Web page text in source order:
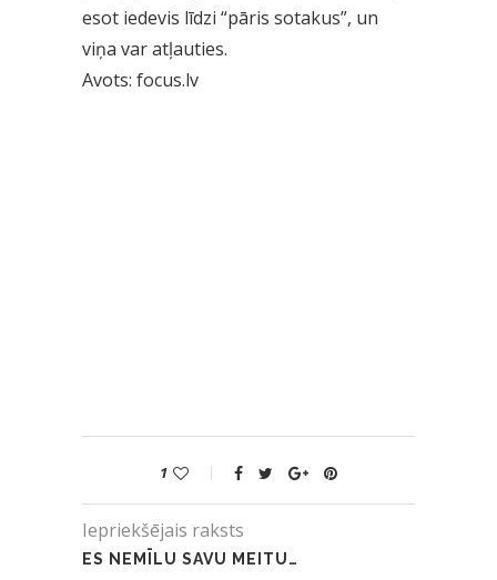
esot iedevis līdzi “pāris sotakus”, un
viņa var atļauties.
Avots: focus.lv
1
Iepriekšējais raksts
ES NEMĪLU SAVU MEITU…